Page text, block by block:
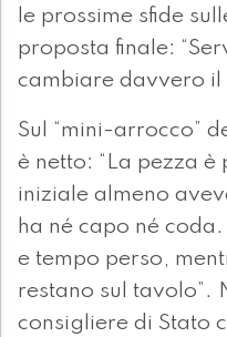
le prossime sfide
proposta finale:
cambiare davvero il
Sul “mini-arrocco”
è netto: “La pezza
iniziale almeno
ha né capo né
e tempo perso,
restano sul tavolo”.
consigliere di Stato